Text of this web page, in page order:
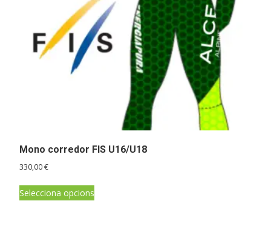
Mono corredor FIS U16/U18
330,00€
Selecciona opcions